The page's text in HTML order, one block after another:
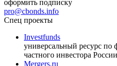
ежеквартальный аналитический
оформить подписку
pro@cbonds.info
Спец проекты